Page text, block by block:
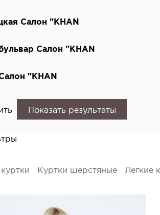
Салон "KHAN
Салон "KHAN
"KHAN
Показать результаты
Куртки шерстяные Легкие